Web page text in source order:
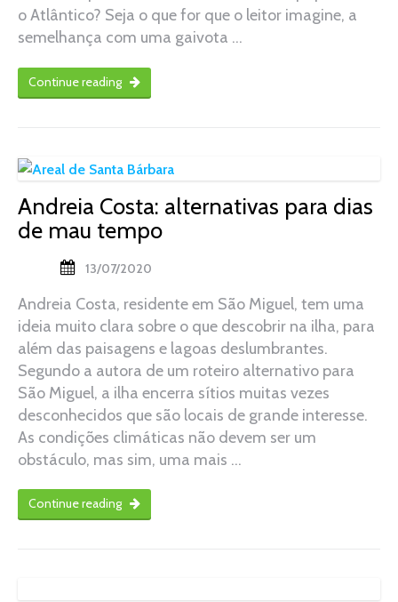
o Atlântico? Seja o que for que o leitor imagine, a
semelhança com uma gaivota …
Continue reading
Andreia Costa: alternativas para dias
de mau tempo
13/07/2020
Andreia Costa, residente em São Miguel, tem uma
ideia muito clara sobre o que descobrir na ilha, para
além das paisagens e lagoas deslumbrantes.
Segundo a autora de um roteiro alternativo para
São Miguel, a ilha encerra sítios muitas vezes
desconhecidos que são locais de grande interesse.
As condições climáticas não devem ser um
obstáculo, mas sim, uma mais …
Continue reading